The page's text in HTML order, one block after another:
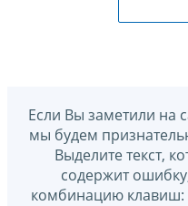
Если Вы заметили на
мы будем
Выделите текст,
содержит
комбинацию клавиш: